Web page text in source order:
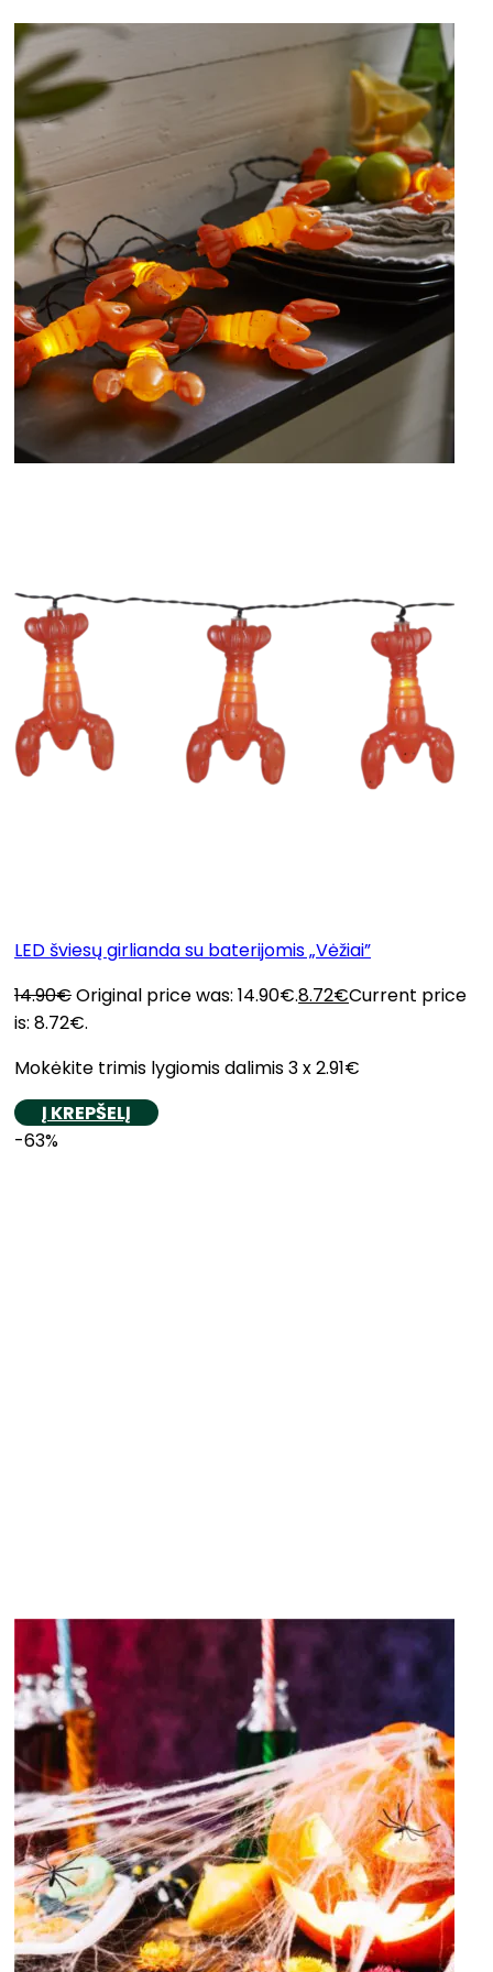
LED šviesų girlianda su baterijomis „Vėžiai”
14.90€Original price was: 14.90€.8.72€Current price
is: 8.72€.
Mokėkite trimis lygiomis dalimis 3 x 2.91€
Į KREPŠELĮ
-63%